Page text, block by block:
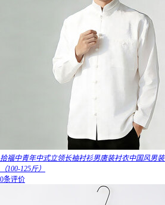
拾福中青年中式立领长袖衬衫男唐装衬衣中国风男
（100-125斤）
0条评价